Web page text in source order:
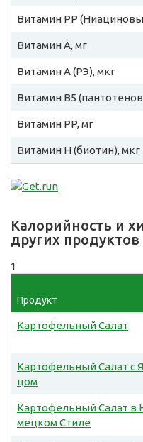
Витамин PP
Витамин A, мг
Витамин A (РЭ), мкг
Витамин B5
Витамин PP, мг
Витамин H (биотин), мкг
Калорийность и
других продуктов
1
Продукт
Картофельный Салат
Картофельный Салат с
цом
Картофельный Салат в
мецком Стиле